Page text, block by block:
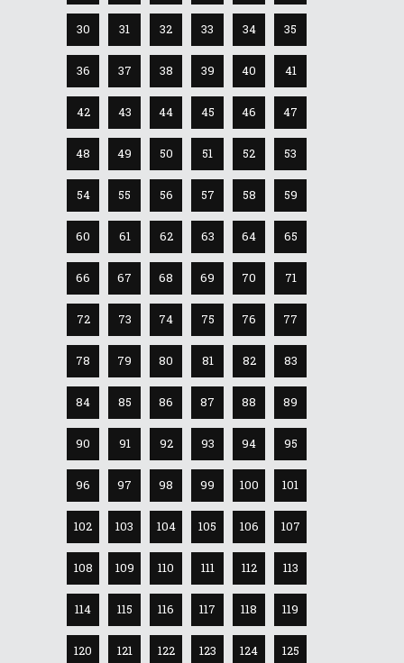
30 31 32 33 34 35
36 37 38 39 40 41
42 43 44 45 46 47
48 49 50 51 52 53
54 55 56 57 58 59
60 61 62 63 64 65
66 67 68 69 70 71
72 73 74 75 76 77
78 79 80 81 82 83
84 85 86 87 88 89
90 91 92 93 94 95
96 97 98 99 100 101
102 103 104 105 106 107
108 109 110 111 112 113
114 115 116 117 118 119
120 121 122 123 124 125